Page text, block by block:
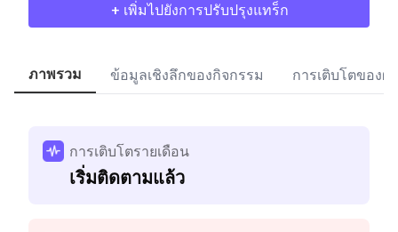
+ เพิ่มไปยังการปรับปรุงแทร็ก
ภาพรวม ข้อมูลเชิงลึกของกิจกรรม การเติบโตของผู้
การเติบโตรายเดือน
เริ่มติดตามแล้ว